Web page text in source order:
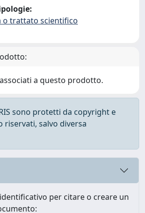
o trattato scientifico
a questo prodotto.
sono protetti da copyright e
salvo diversa
per citare o creare un